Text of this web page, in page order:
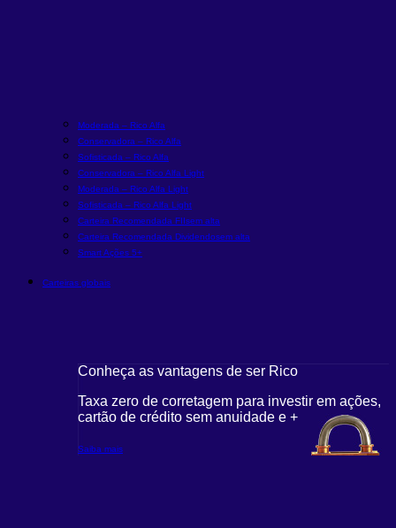
Moderada – Rico Alfa
Conservadora – Rico Alfa
Sofisticada – Rico Alfa
Conservadora – Rico Alfa Light
Moderada – Rico Alfa Light
Sofisticada – Rico Alfa Light
Carteira Recomendada FIIsem alta
Carteira Recomendada Dividendosem alta
Smart Ações 5+
Carteiras globais
Conheça as vantagens de ser Rico
Taxa zero de corretagem para investir em ações,
cartão de crédito sem anuidade e +
Saiba mais